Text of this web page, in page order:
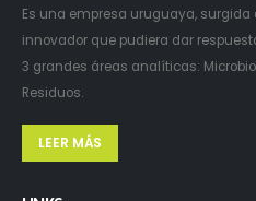
Es una empresa uruguaya,
innovador que pudiera dar
3 grandes áreas analíticas:
Residuos.
LEER MÁS